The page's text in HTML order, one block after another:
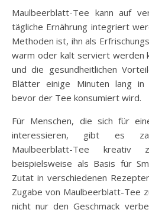
Maulbeerblatt-Tee kann auf
tägliche Ernährung integriert
Methoden ist, ihn als
warm oder kalt serviert werden
und die gesundheitlichen
Blätter einige Minuten lang in
bevor der Tee konsumiert wird.
Für Menschen, die sich für
interessieren, gibt es
Maulbeerblatt-Tee
beispielsweise als Basis für
Zutat in verschiedenen
Zugabe von Maulbeerblatt-Tee
nicht nur den Geschmack